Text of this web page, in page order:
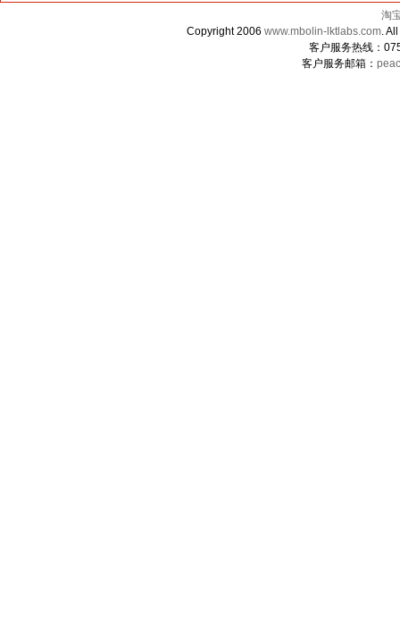
淘
Copyright 2006 www.mbolin-lktlabs.com.
客户服务热线：
客户服务邮箱：